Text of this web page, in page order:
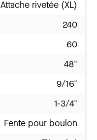
Attache rivetée (XL)
240
60
48"
9/16"
1-3/4"
Fente pour boulon